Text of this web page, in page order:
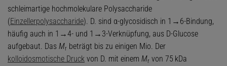
schleimartige hochmolekulare Polysaccharide
(Einzellerpolysaccharide). D. sind α-glycosidisch in 1→6-Bindung,
häufig auch in 1→4- und 1→3-Verknüpfung, aus D-Glucose
aufgebaut. Das Mr beträgt bis zu einigen Mio. Der
kolloidosmotische Druck von D. mit einem Mr von 75 kDa